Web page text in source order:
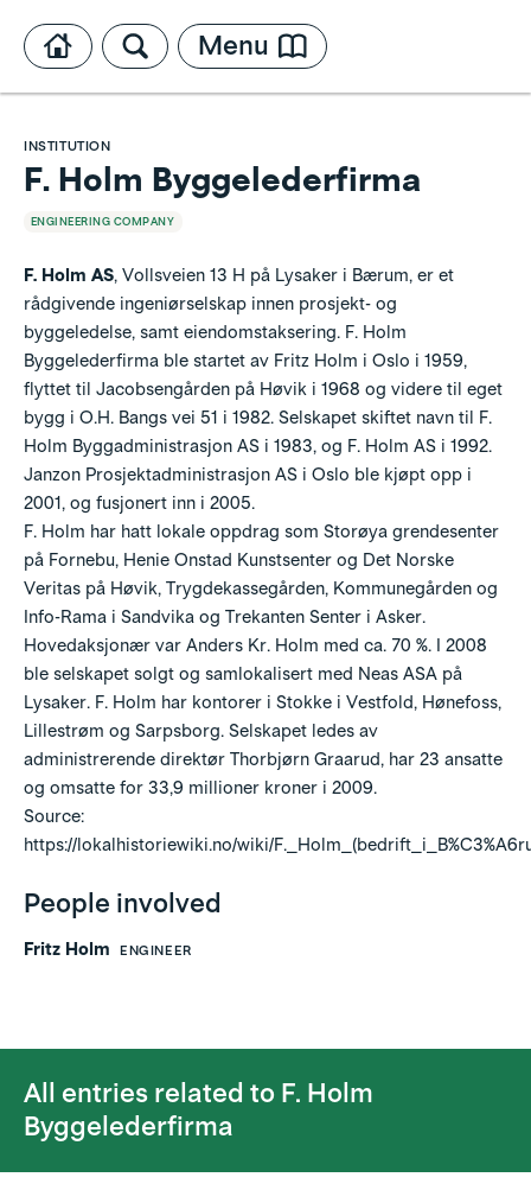
Menu
INSTITUTION
F. Holm Byggelederfirma
ENGINEERING COMPANY
F. Holm AS, Vollsveien 13 H på Lysaker i Bærum, er et
rådgivende ingeniørselskap innen prosjekt- og
byggeledelse, samt eiendomstaksering. F. Holm
Byggelederfirma ble startet av Fritz Holm i Oslo i 1959,
flyttet til Jacobsengården på Høvik i 1968 og videre til eget
bygg i O.H. Bangs vei 51 i 1982. Selskapet skiftet navn til F.
Holm Byggadministrasjon AS i 1983, og F. Holm AS i 1992.
Janzon Prosjektadministrasjon AS i Oslo ble kjøpt opp i
2001, og fusjonert inn i 2005.
F. Holm har hatt lokale oppdrag som Storøya grendesenter
på Fornebu, Henie Onstad Kunstsenter og Det Norske
Veritas på Høvik, Trygdekassegården, Kommunegården og
Info-Rama i Sandvika og Trekanten Senter i Asker.
Hovedaksjonær var Anders Kr. Holm med ca. 70 %. I 2008
ble selskapet solgt og samlokalisert med Neas ASA på
Lysaker. F. Holm har kontorer i Stokke i Vestfold, Hønefoss,
Lillestrøm og Sarpsborg. Selskapet ledes av
administrerende direktør Thorbjørn Graarud, har 23 ansatte
og omsatte for 33,9 millioner kroner i 2009.
Source:
https://lokalhistoriewiki.no/wiki/
People involved
Fritz Holm ENGINEER
All entries related to F. Holm
Byggelederfirma